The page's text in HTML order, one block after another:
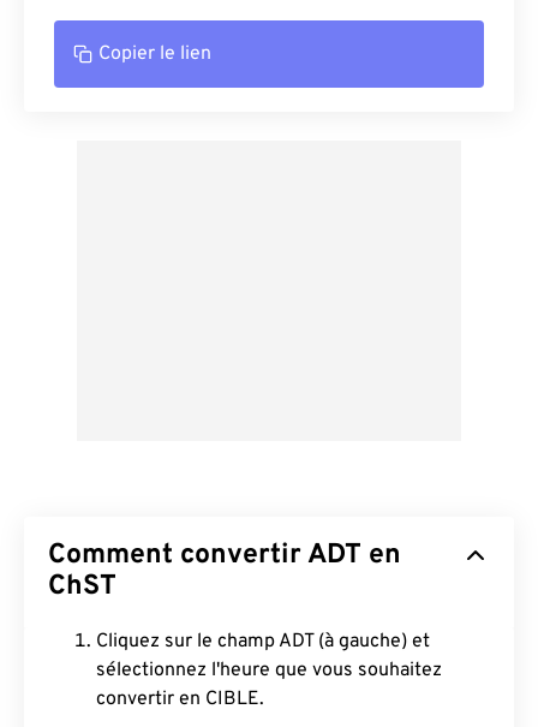
Copier le lien
Comment convertir ADT en
ChST
Cliquez sur le champ ADT (à gauche) et
sélectionnez l'heure que vous souhaitez
convertir en CIBLE.